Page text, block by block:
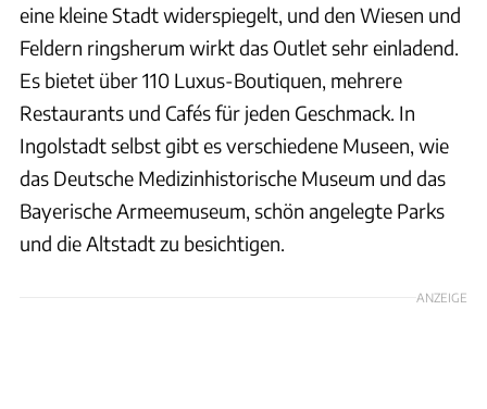
eine kleine Stadt widerspiegelt, und den Wiesen und
Feldern ringsherum wirkt das Outlet sehr einladend.
Es bietet über 110 Luxus-Boutiquen, mehrere
Restaurants und Cafés für jeden Geschmack. In
Ingolstadt selbst gibt es verschiedene Museen, wie
das Deutsche Medizinhistorische Museum und das
Bayerische Armeemuseum, schön angelegte Parks
und die Altstadt zu besichtigen.
ANZEIGE